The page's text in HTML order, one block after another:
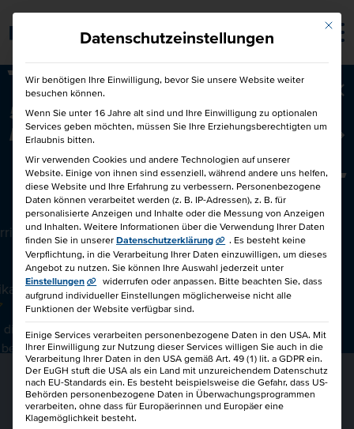
Barrierefrei
50€ für Dich und 50€ für einen
Freund!
Freunde werben Freunde
PERSONALREFERENT IHK / HR MANAGER CCI
Kurs mit 4.5 von 5.0
Mit
Datenschutzeinstellungen
Wir benötigen Ihre Einwilligung, bevor Sie unsere Website weiter
besuchen können.
Wenn Sie unter 16 Jahre alt sind und Ihre Einwilligung zu optionalen
Services geben möchten, müssen Sie Ihre Erziehungsberechtigten um
Erlaubnis bitten.
Wir verwenden Cookies und andere Technologien auf unserer
Website. Einige von ihnen sind essenziell, während andere uns helfen,
diese Website und Ihre Erfahrung zu verbessern. Personenbezogene
Daten können verarbeitet werden (z. B. IP-Adressen), z. B. für
personalisierte Anzeigen und Inhalte oder die Messung von Anzeigen
und Inhalten. Weitere Informationen über die Verwendung Ihrer Daten
finden Sie in unserer Datenschutzerklärung . Es besteht keine
Verpflichtung, in die Verarbeitung Ihrer Daten einzuwilligen, um dieses
Angebot zu nutzen. Sie können Ihre Auswahl jederzeit unter
Einstellungen
widerrufen oder anpassen. Bitte beachten Sie, dass
aufgrund individueller Einstellungen möglicherweise nicht alle
Funktionen der Website verfügbar sind.
Einige Services verarbeiten personenbezogene Daten in den USA. Mit
Ihrer Einwilligung zur Nutzung dieser Services willigen Sie auch in die
Verarbeitung Ihrer Daten in den USA gemäß Art. 49 (1) lit. a GDPR ein.
Der EuGH stuft die USA als ein Land mit unzureichendem Datenschutz
nach EU-Standards ein. Es besteht beispielsweise die Gefahr, dass US-
Behörden personenbezogene Daten in Überwachungsprogrammen
verarbeiten, ohne dass für Europäerinnen und Europäer eine
Klagemöglichkeit besteht.